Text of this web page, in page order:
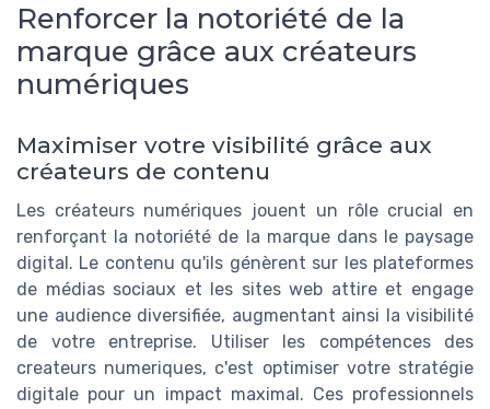
Renforcer la notoriété de la
marque grâce aux créateurs
numériques
Maximiser votre visibilité grâce aux
créateurs de contenu
Les créateurs numériques jouent un rôle crucial en
renforçant la notoriété de la marque dans le paysage
digital. Le contenu qu'ils génèrent sur les plateformes
de médias sociaux et les sites web attire et engage
une audience diversifiée, augmentant ainsi la visibilité
de votre entreprise. Utiliser les compétences des
createurs numeriques, c'est optimiser votre stratégie
digitale pour un impact maximal. Ces professionnels